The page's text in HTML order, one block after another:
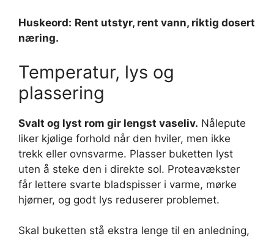
Huskeord: Rent utstyr, rent vann, riktig dosert
næring.
Temperatur, lys og
plassering
Svalt og lyst rom gir lengst vaseliv. Nålepute
liker kjølige forhold når den hviler, men ikke
trekk eller ovnsvarme. Plasser buketten lyst
uten å steke den i direkte sol. Proteavækster
får lettere svarte bladspisser i varme, mørke
hjørner, og godt lys reduserer problemet.
Skal buketten stå ekstra lenge til en anledning,